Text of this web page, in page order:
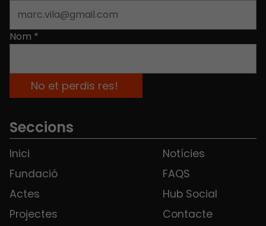
Nom *
Seccions
Inici
Fundació
Actes
Projectes
Notícies
FAQS
Hub Social
Contacte